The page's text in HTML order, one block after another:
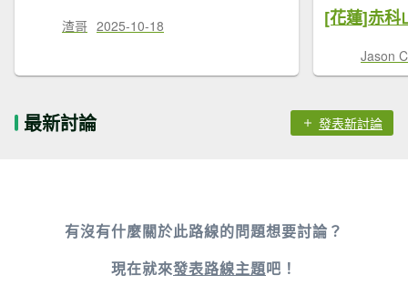
渣哥 2025-10-18 [花蓮]赤科
Jason
最新討論 發表新討論
有沒有什麼關於此路線的問題想要討論？
現在就來發表路線主題吧！